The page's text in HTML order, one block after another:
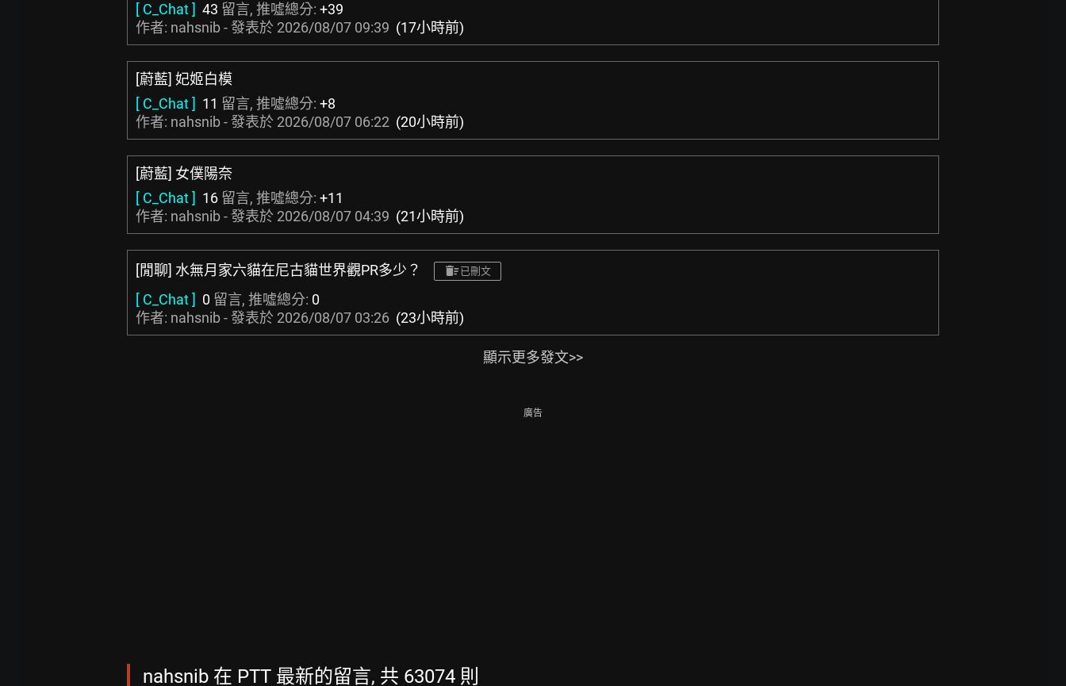
[ C_Chat ] 43 留言, 推噓總分: +39
作者: nahsnib - 發表於 2026/08/07 09:39 (17小時前)
[蔚藍] 妃姬白模
[ C_Chat ] 11 留言, 推噓總分: +8
作者: nahsnib - 發表於 2026/08/07 06:22 (20小時前)
[蔚藍] 女僕陽奈
[ C_Chat ] 16 留言, 推噓總分: +11
作者: nahsnib - 發表於 2026/08/07 04:39 (21小時前)
[閒聊] 水無月家六貓在尼古貓世界觀PR多少？ 已刪文
[ C_Chat ] 0 留言, 推噓總分: 0
作者: nahsnib - 發表於 2026/08/07 03:26 (23小時前)
顯示更多發文>>
廣告
nahsnib 在 PTT 最新的留言, 共 63074 則